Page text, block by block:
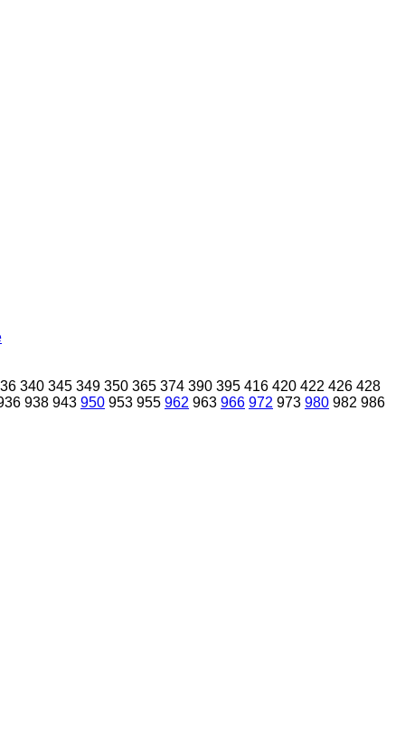
340 345 349 350 365 374 390 395 416 420 422 426 428
938 943 950 953 955 962 963 966 972 973 980 982 986